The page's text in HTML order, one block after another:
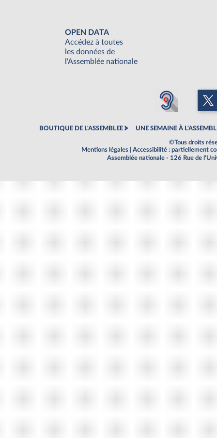
OPEN DATA
Accédez à toutes
les données de
l'Assemblée nationale
BOUTIQUE DE L'ASSEMBLEE UNE SEMAINE À
©Tous droits
Mentions légales
Accessibilité : partiellement
Assemblée nationale - 126 Rue de